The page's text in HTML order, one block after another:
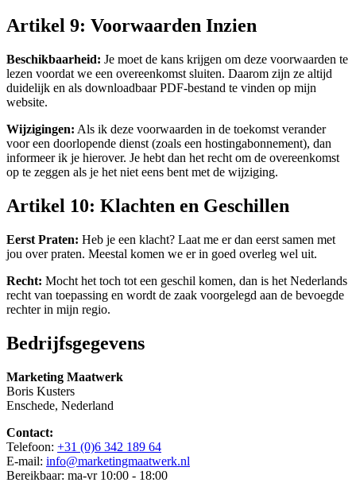
Artikel 9: Voorwaarden Inzien
Beschikbaarheid: Je moet de kans krijgen om deze voorwaarden te
lezen voordat we een overeenkomst sluiten. Daarom zijn ze altijd
duidelijk en als downloadbaar PDF-bestand te vinden op mijn
website.
Wijzigingen: Als ik deze voorwaarden in de toekomst verander
voor een doorlopende dienst (zoals een hostingabonnement), dan
informeer ik je hierover. Je hebt dan het recht om de overeenkomst
op te zeggen als je het niet eens bent met de wijziging.
Artikel 10: Klachten en Geschillen
Eerst Praten: Heb je een klacht? Laat me er dan eerst samen met
jou over praten. Meestal komen we er in goed overleg wel uit.
Recht: Mocht het toch tot een geschil komen, dan is het Nederlands
recht van toepassing en wordt de zaak voorgelegd aan de bevoegde
rechter in mijn regio.
Bedrijfsgegevens
Marketing Maatwerk
Boris Kusters
Enschede, Nederland
Contact:
Telefoon: +31 (0)6 342 189 64
E-mail: info@marketingmaatwerk.nl
Bereikbaar: ma-vr 10:00 - 18:00